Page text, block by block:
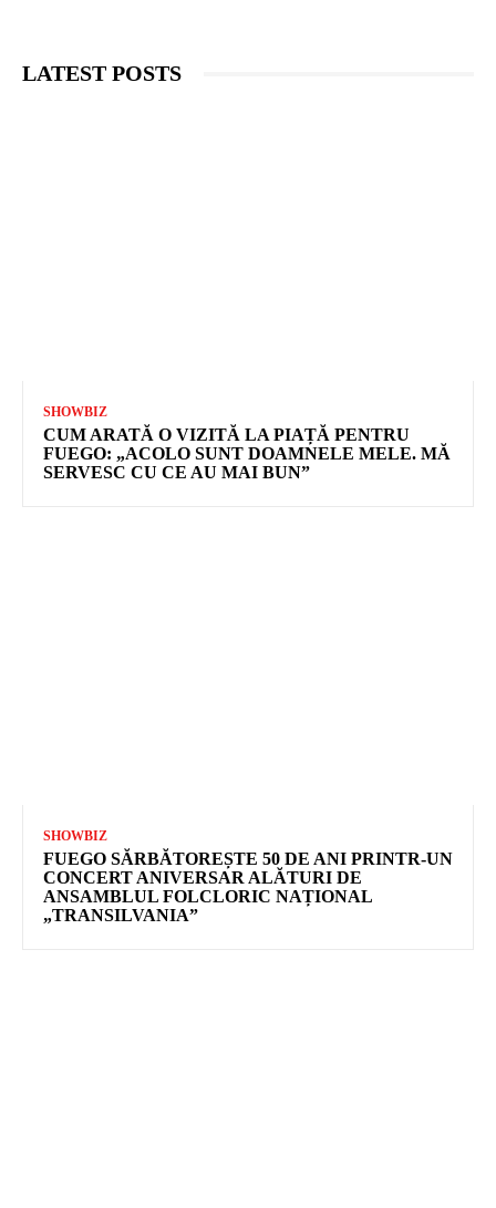
LATEST POSTS
SHOWBIZ
CUM ARATĂ O VIZITĂ LA PIAȚĂ PENTRU
FUEGO: „ACOLO SUNT DOAMNELE MELE. MĂ
SERVESC CU CE AU MAI BUN”
SHOWBIZ
FUEGO SĂRBĂTOREȘTE 50 DE ANI PRINTR-UN
CONCERT ANIVERSAR ALĂTURI DE
ANSAMBLUL FOLCLORIC NAȚIONAL
„TRANSILVANIA”